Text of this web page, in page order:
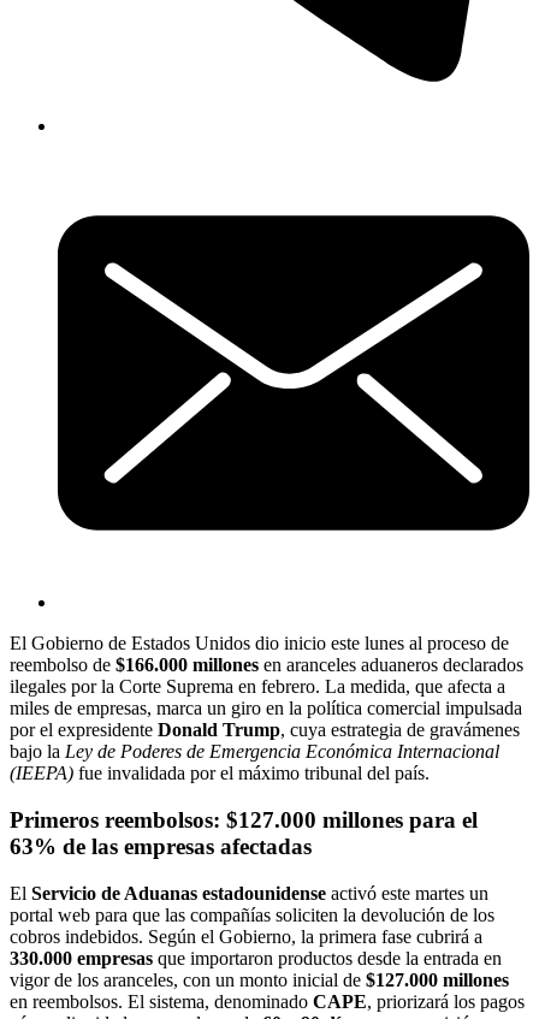
El Gobierno de Estados Unidos dio inicio este lunes al proceso de
reembolso de $166.000 millones en aranceles aduaneros declarados
ilegales por la Corte Suprema en febrero. La medida, que afecta a
miles de empresas, marca un giro en la política comercial impulsada
por el expresidente Donald Trump, cuya estrategia de gravámenes
bajo la Ley de Poderes de Emergencia Económica Internacional
(IEEPA) fue invalidada por el máximo tribunal del país.
Primeros reembolsos: $127.000 millones para el
63% de las empresas afectadas
El Servicio de Aduanas estadounidense activó este martes un
portal web para que las compañías soliciten la devolución de los
cobros indebidos. Según el Gobierno, la primera fase cubrirá a
330.000 empresas que importaron productos desde la entrada en
vigor de los aranceles, con un monto inicial de $127.000 millones
en reembolsos. El sistema, denominado CAPE, priorizará los pagos